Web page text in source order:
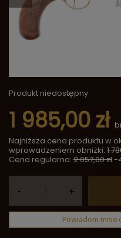
Produkt niedostępny
1 985,00 zł
Najniższa cena produktu w
wprowadzeniem obniżki: 1
Cena regularna: 2 057,00 zł-
- +
Powiadom mnie